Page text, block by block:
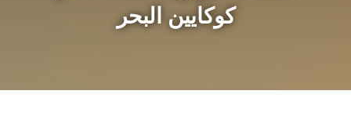
كوكايين البحر